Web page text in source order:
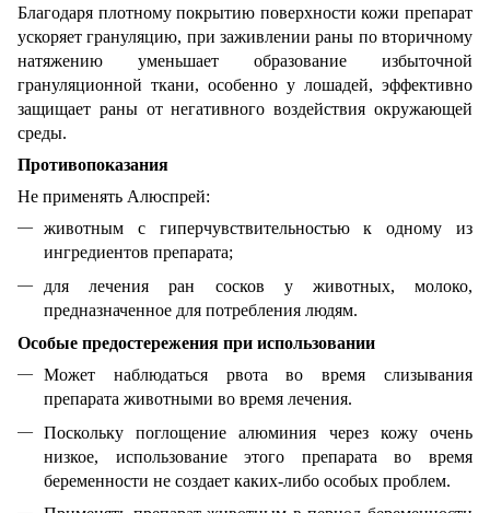
Благодаря плотному покрытию поверхности кожи препарат
ускоряет грануляцию, при заживлении раны по вторичному
натяжению уменьшает образование избыточной
грануляционной ткани, особенно у лошадей, эффективно
защищает раны от негативного воздействия окружающей
среды.
Противопоказания
Не применять Алюспрей:
животным с гиперчувствительностью к одному из
ингредиентов препарата;
для лечения ран сосков у животных, молоко,
предназначенное для потребления людям.
Особые предостережения при использовании
Может наблюдаться рвота во время слизывания
препарата животными во время лечения.
Поскольку поглощение алюминия через кожу очень
низкое, использование этого препарата во время
беременности не создает каких-либо особых проблем.